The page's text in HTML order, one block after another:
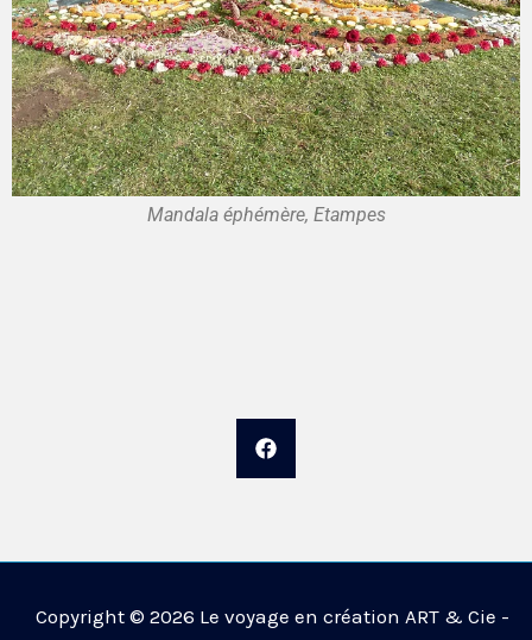
Mandala éphémère, Etampes
Copyright © 2026 Le voyage en création ART & Cie -